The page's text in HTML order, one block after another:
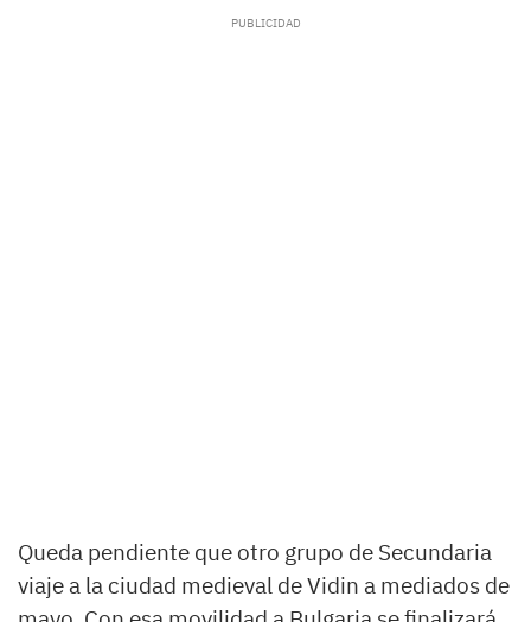
Queda pendiente que otro grupo de Secundaria
viaje a la ciudad medieval de Vidin a mediados de